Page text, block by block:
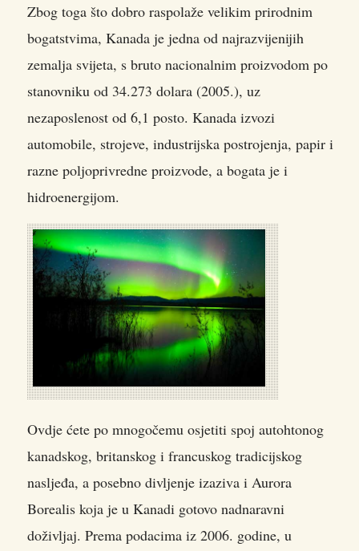
Zbog toga što dobro raspolaže velikim prirodnim
bogatstvima, Kanada je jedna od najrazvijenijih
zemalja svijeta, s bruto nacionalnim proizvodom po
stanovniku od 34.273 dolara (2005.), uz
nezaposlenost od 6,1 posto. Kanada izvozi
automobile, strojeve, industrijska postrojenja, papir i
razne poljoprivredne proizvode, a bogata je i
hidroenergijom.
Ovdje ćete po mnogočemu osjetiti spoj autohtonog
kanadskog, britanskog i francuskog tradicijskog
nasljeđa, a posebno divljenje izaziva i Aurora
Borealis koja je u Kanadi gotovo nadnaravni
doživljaj. Prema podacima iz 2006. godine, u